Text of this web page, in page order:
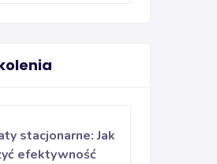
stacjonarne: Jak
efektywność